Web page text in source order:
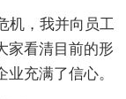
机，我并向员工
家看清目前的形
充满了信心。